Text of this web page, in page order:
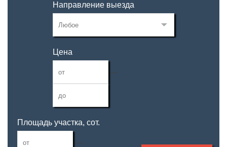
Направление выезда
Цена
—
Площадь участка, сот.
—